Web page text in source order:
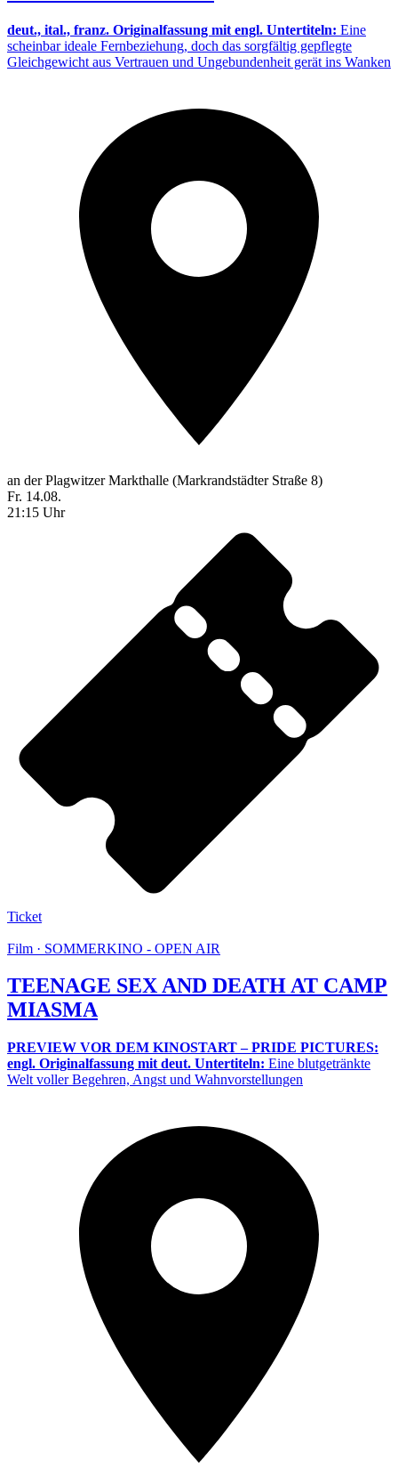
deut., ital., franz. Originalfassung mit engl. Untertiteln: Eine
scheinbar ideale Fernbeziehung, doch das sorgfältig gepflegte
Gleichgewicht aus Vertrauen und Ungebundenheit gerät ins Wanken
an der Plagwitzer Markthalle (Markrandstädter Straße 8)
Fr. 14.08.
21:15 Uhr
Ticket
Film · SOMMERKINO - OPEN AIR
TEENAGE SEX AND DEATH AT CAMP
MIASMA
PREVIEW VOR DEM KINOSTART – PRIDE PICTURES:
engl. Originalfassung mit deut. Untertiteln: Eine blutgetränkte
Welt voller Begehren, Angst und Wahnvorstellungen